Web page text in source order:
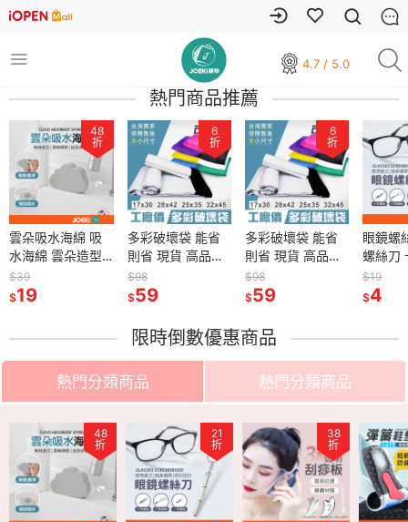
4.7 / 5.0
熱門商品推薦
48
折
雲朵吸水海綿 吸
水海綿 雲朵造型
造型海綿 可重複
用海綿 海綿擦 柔
$39
$19
6
折
多彩破壞袋 能省
則省 現貨 高品質
高CP值 網拍專用
快遞袋 超商 寄貨
【BC0009】
$98
$59
6
折
多彩破壞袋 能省
則省 現貨 高品質
高CP值 網拍專用
快遞袋 超商 寄貨
【BC0009】
$98
$59
眼鏡螺
螺絲刀
一字 螺
螺絲刀
$19
$4
限時倒數優惠商品
熱門分類商品 熱門分類商品
48
折
21
折
38
折
48
折
21
折
38
折
27
折